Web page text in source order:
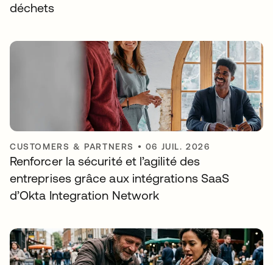
déchets
CUSTOMERS & PARTNERS • 06 JUIL. 2026
Renforcer la sécurité et l’agilité des
entreprises grâce aux intégrations SaaS
d’Okta Integration Network